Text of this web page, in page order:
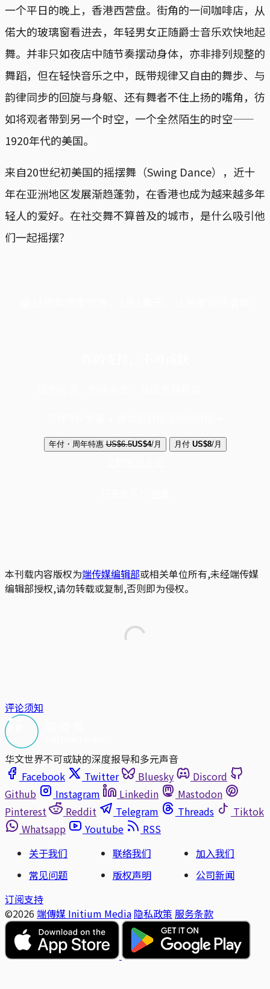
一个平日的晚上，香港西营盘。街角的一间咖啡店，从
偌大的玻璃窗看进去，年轻男女正随爵士音乐欢快地起
舞。并非只如夜店中随节奏摆动身体，亦非排列规整的
舞蹈，但在轻快音乐之中，既带规律又自由的舞步、与
韵律同步的回旋与身躯、还有舞者不住上扬的嘴角，彷
如将观者带到另一个时空，一个全然陌生的时空——
1920年代的美国。
来自20世纪初美国的摇摆舞（Swing Dance），近十
年在亚洲地区发展渐趋蓬勃，在香港也成为越来越多年
轻人的爱好。在社交舞不算普及的城市，是什么吸引他
们一起摇摆？
年付・周年特惠 US$6.5US$4/月 月付 US$8/月
本刊载内容版权为端传媒编辑部或相关单位所有,未经端传媒
编辑部授权,请勿转载或复制,否则即为侵权。
评论须知
华文世界不可或缺的深度报导和多元声音
Facebook
Twitter Bluesky
Discord
Github
Instagram Linkedin
Mastodon
Pinterest
Reddit Telegram Threads
Tiktok
Whatsapp
Youtube
RSS
关于我们
联络我们
加入我们
常见问题
版权声明
公司新闻
订阅支持
©2026 端傳媒 Initium Media 隐私政策 服务条款